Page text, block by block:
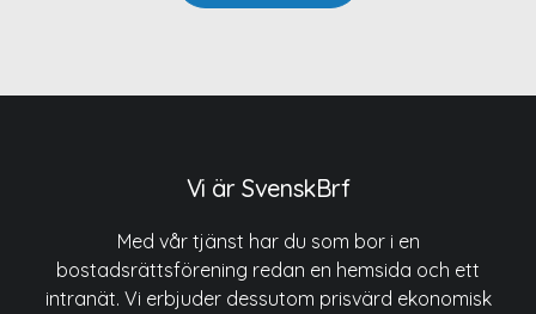
Vi är SvenskBrf
Med vår tjänst har du som bor i en
bostadsrättsförening redan en hemsida och ett
intranät. Vi erbjuder dessutom prisvärd ekonomisk